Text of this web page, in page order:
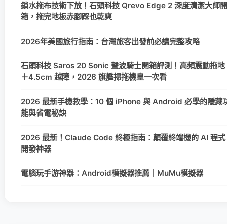
鎖水拖布技術下放！石頭科技 Qrevo Edge 2 深度清潔大師開
箱，拖完地板赤腳踩也乾爽
2026年美國旅行指南：台灣旅客出發前必讀完整攻略
石頭科技 Saros 20 Sonic 聲波騎士開箱評測！高頻震動拖地
＋4.5cm 越障，2026 旗艦掃拖機皇一次看
2026 最新手機教學：10 個 iPhone 與 Android 必學的隱藏
能與省電秘訣
2026 最新！Claude Code 終極指南：顛覆終端機的 AI 程式
開發神器
電腦玩手游神器：Android模擬器推薦｜MuMu模擬器